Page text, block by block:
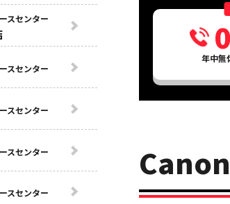
年中無
スセンター
スセンター
スセンター
スセンター
スセンター